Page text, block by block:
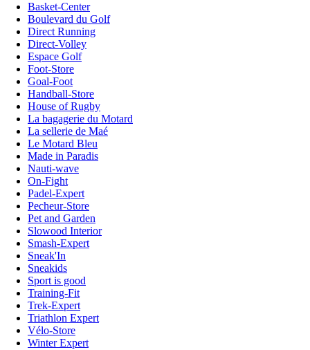
Basket-Center
Boulevard du Golf
Direct Running
Direct-Volley
Espace Golf
Foot-Store
Goal-Foot
Handball-Store
House of Rugby
La bagagerie du Motard
La sellerie de Maé
Le Motard Bleu
Made in Paradis
Nauti-wave
On-Fight
Padel-Expert
Pecheur-Store
Pet and Garden
Slowood Interior
Smash-Expert
Sneak'In
Sneakids
Sport is good
Training-Fit
Trek-Expert
Triathlon Expert
Vélo-Store
Winter Expert